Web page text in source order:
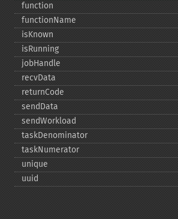
function
functionName
isKnown
isRunning
jobHandle
recvData
returnCode
sendData
sendWorkload
taskDenominator
taskNumerator
unique
uuid